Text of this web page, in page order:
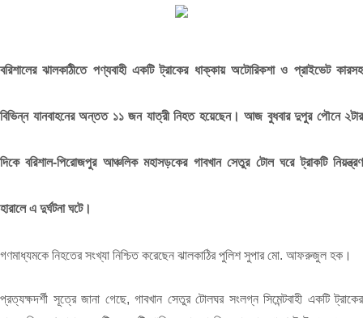
বরিশালের ঝালকাঠীতে পণ্যবাহী একটি ট্রাকের ধাক্কায় অটোরিকশা ও প্রাইভেট কারসহ
বিভিন্ন যানবাহনের অন্তত ১১ জন যাত্রী নিহত হয়েছেন। আজ বুধবার দুপুর পৌনে ২টার
দিকে বরিশাল-পিরোজপুর আঞ্চলিক মহাসড়কের গাবখান সেতুর টোল ঘরে ট্রাকটি নিয়ন্ত্রণ
হারালে এ দুর্ঘটনা ঘটে।
গণমাধ্যমকে নিহতের সংখ্যা নিশ্চিত করেছেন ঝালকাঠির পুলিশ সুপার মো. আফরুজুল হক।
প্রত্যক্ষদর্শী সূত্রে জানা গেছে, গাবখান সেতুর টোলঘর সংলগ্ন সিমেন্টবাহী একটি ট্রাকের